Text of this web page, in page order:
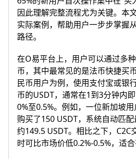
因此理解完整流程尤为关键。本
实际案例，帮助用户一步步掌握
路径。
在O易平台上，用户可以通过多
币，其中最常见的是法币快捷买
民币用户为例，使用支付宝或银
币的USDT，通常在1到3分钟内
0%至0.5%。例如，一位新加坡
购买了150 USDT，系统自动匹
约149.5 USDT。相比之下，C2C
时可比市场价低0.2%-0.5%，适合